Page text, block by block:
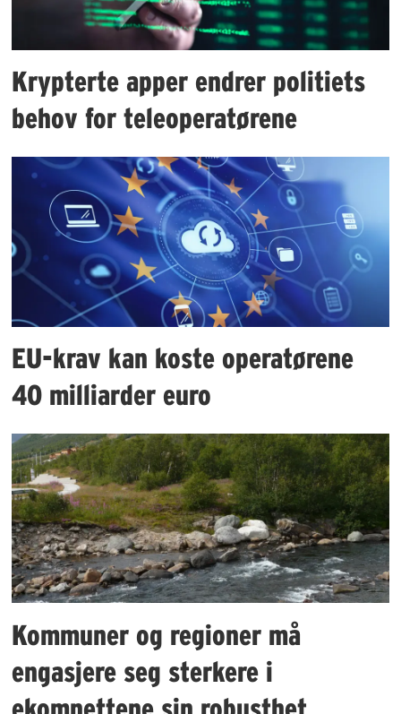
Krypterte apper endrer politiets
behov for teleoperatørene
EU-krav kan koste operatørene
40 milliarder euro
Kommuner og regioner må
engasjere seg sterkere i